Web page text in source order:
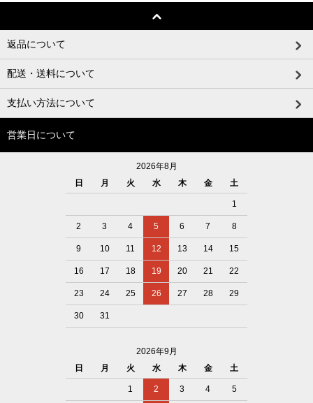
返品について
配送・送料について
支払い方法について
営業日について
2026年8月
日
月 火 水 木 金 土
1
2 3 4 5 6 7 8
9 10 11 12 13 14 15
16 17 18 19 20 21 22
23 24 25 26 27 28 29
30 31
2026年9月
日
月 火 水 木 金 土
1 2 3 4 5